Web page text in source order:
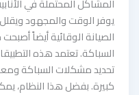
يوفر الوقت والمجهود
الصيانة الوقائية أيضاً
السباكة. تعتمد هذه
تحديد مشكلات السباكة
كبيرة. بفضل هذا النظام،